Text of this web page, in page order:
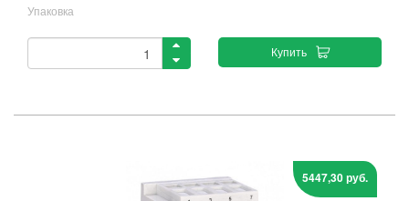
Упаковка
Купить
5447,30 руб.